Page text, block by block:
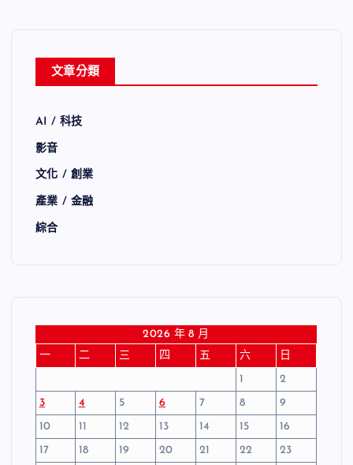
文章分類
AI / 科技
影音
文化 / 創業
產業 / 金融
綜合
2026 年 8 月
一
二 三 四 五 六
日
1
2
3
4 5 6 7 8
9
10
11 12 13 14 15
16
17
18 19 20 21 22
23